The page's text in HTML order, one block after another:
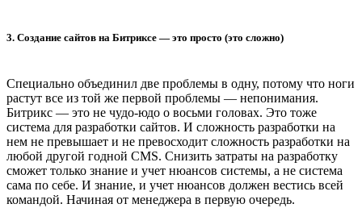
3. Создание сайтов на Битриксе — это просто (это сложно)
Специально объединил две проблемы в одну, потому что ноги
растут все из той же первой проблемы — непонимания.
Битрикс — это не чудо-юдо о восьми головах. Это тоже
система для разработки сайтов. И сложность разработки на
нем не превышает и не превосходит сложность разработки на
любой другой годной CMS. Снизить затраты на разработку
сможет только знание и учет нюансов системы, а не система
сама по себе. И знание, и учет нюансов должен вестись всей
командой. Начиная от менеджера в первую очередь.